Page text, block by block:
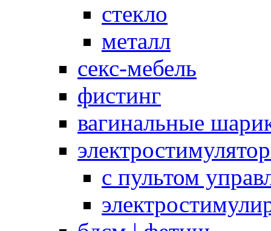
стекло
металл
секс-мебель
фистинг
вагинальные
с пультом